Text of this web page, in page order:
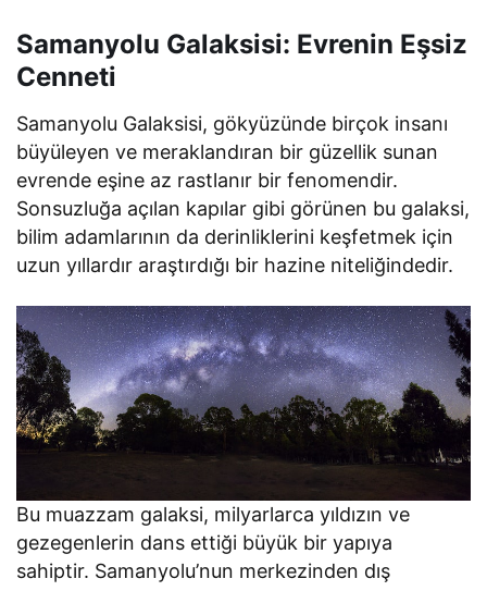
Samanyolu Galaksisi: Evrenin Eşsiz
Cenneti
Samanyolu Galaksisi, gökyüzünde birçok insanı
büyüleyen ve meraklandıran bir güzellik sunan
evrende eşine az rastlanır bir fenomendir.
Sonsuzluğa açılan kapılar gibi görünen bu galaksi,
bilim adamlarının da derinliklerini keşfetmek için
uzun yıllardır araştırdığı bir hazine niteliğindedir.
Bu muazzam galaksi, milyarlarca yıldızın ve
gezegenlerin dans ettiği büyük bir yapıya
sahiptir. Samanyolu’nun merkezinden dış